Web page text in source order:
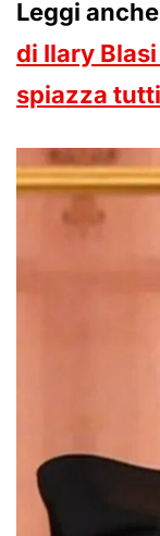
Leggi
di Ilary
spiazza tutti